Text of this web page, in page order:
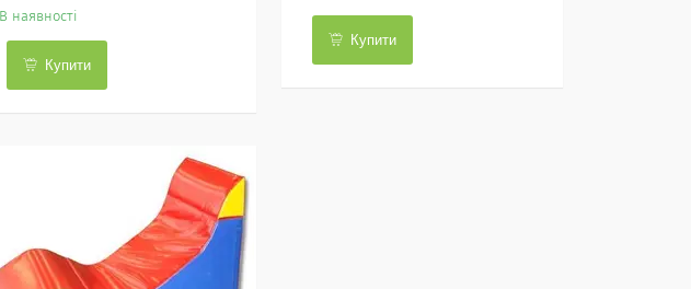
В наявності
Купити
Купити